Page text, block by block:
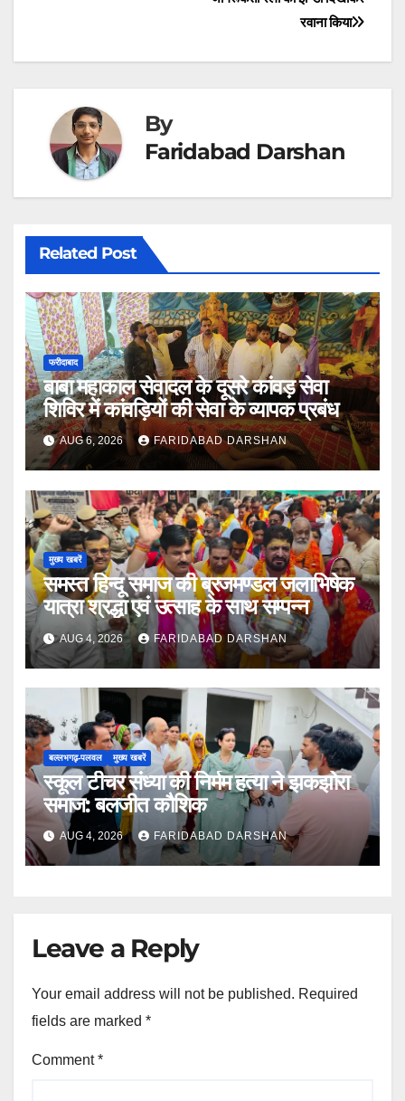
रवाना किया
By
Faridabad Darshan
Related Post
फरीदाबाद
बाबा महाकाल सेवादल के दूसरे कांवड़ सेवा
शिविर में कांवड़ियों की सेवा के व्यापक प्रबंध
AUG 6, 2026 FARIDABAD DARSHAN
मुख्य खबरें
समस्त हिन्दू समाज की ब्रजमण्डल जलाभिषेक
यात्रा श्रद्धा एवं उत्साह के साथ सम्पन्न
AUG 4, 2026 FARIDABAD DARSHAN
बल्लभगढ़़-पलवल मुख्य खबरें
स्कूल टीचर संध्या की निर्मम हत्या ने झकझोरा
समाज: बलजीत कौशिक
AUG 4, 2026 FARIDABAD DARSHAN
Leave a Reply
Your email address will not be published. Required
fields are marked *
Comment*